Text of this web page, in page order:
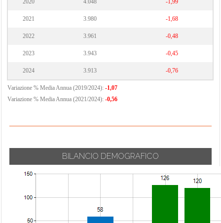
2020 4.048 -1,99
2021 3.980 -1,68
2022 3.961 -0,48
2023 3.943 -0,45
2024 3.913 -0,76
Variazione % Media Annua (2019/2024): -1,07
Variazione % Media Annua (2021/2024): -0,56
BILANCIO DEMOGRAFICO